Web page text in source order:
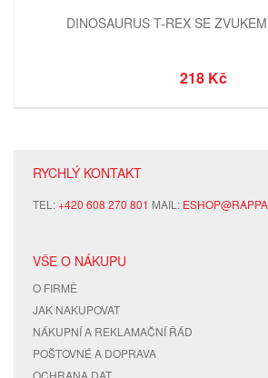
DINOSAURUS T-REX SE
218 Kč
RYCHLÝ KONTAKT
TEL:+420 608 270 801 MAIL:
VŠE O NÁKUPU
O FIRMĚ
JAK NAKUPOVAT
NÁKUPNÍ A REKLAMAČNÍ ŘÁD
POŠTOVNÉ A DOPRAVA
OCHRANA DAT